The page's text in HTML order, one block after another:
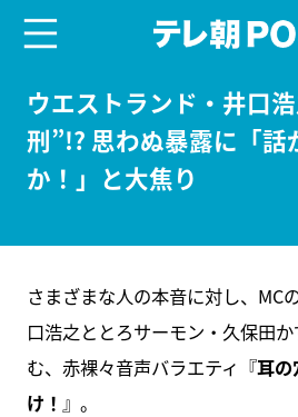
ウエストランド・井口
刑”!? 思わぬ暴露に「話
か！」と大焦り
さまざまな人の本音に対し、MC
口浩之ととろサーモン・久保田
む、赤裸々音声バラエティ『耳の
け！ 』。